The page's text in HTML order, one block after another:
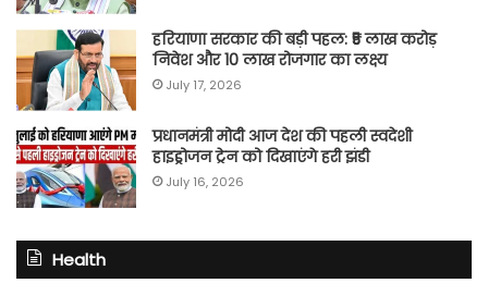
हरियाणा सरकार की बड़ी पहल: ₹5 लाख करोड़
निवेश और 10 लाख रोजगार का लक्ष्य
July 17, 2026
प्रधानमंत्री मोदी आज देश की पहली स्वदेशी
हाइड्रोजन ट्रेन को दिखाएंगे हरी झंडी
July 16, 2026
Health